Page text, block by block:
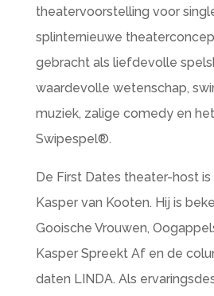
theatervoorstelling voor
splinternieuwe
gebracht als liefdevolle
waardevolle wetenschap,
muziek, zalige comedy en
Swipespel®.
De First Dates theater-host is
Kasper van Kooten. Hij is
Gooische Vrouwen,
Kasper Spreekt Af en de
daten LINDA. Als